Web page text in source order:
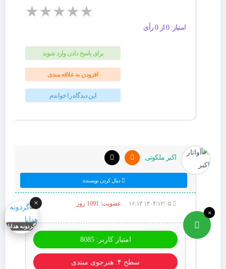
★★★★★
امتیاز: 0 از 0 رأی
برای پاسخ دادن وارد شوید
افزودن به علاقه مندی
این دیدگاه را خواندم
اکبر ملکوتی
دنبال کردن نویسنده
عضویت: 1091 روز
امتیاز کاربر: 8085
سطح ۴: هنرجوی مبتدی
×
×
گردونه هدایا